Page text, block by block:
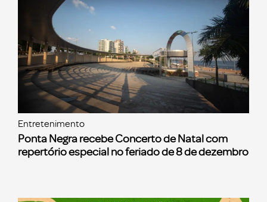
Entretenimento
Ponta Negra recebe Concerto de Natal com
repertório especial no feriado de 8 de dezembro